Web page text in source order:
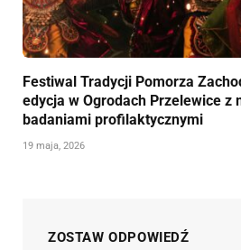
Festiwal Tradycji Pomorza
edycja w Ogrodach Przelewice z
badaniami profilaktycznymi
19 maja, 2026
ZOSTAW ODPOWIEDŹ